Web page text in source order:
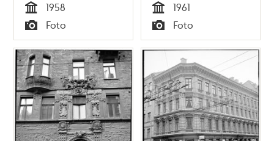
Tid
1958
Typ
Foto Tid
1961
Typ
Foto